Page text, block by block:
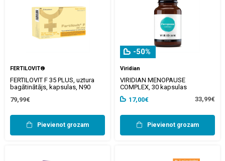
FERTILOVIT®
FERTILOVIT F 35 PLUS, uztura
bagātinātājs, kapsulas, N90
79,99€
Pievienot grozam
-50%
Viridian
VIRIDIAN MENOPAUSE
COMPLEX, 30 kapsulas
17,00€
33,99€
Pievienot grozam